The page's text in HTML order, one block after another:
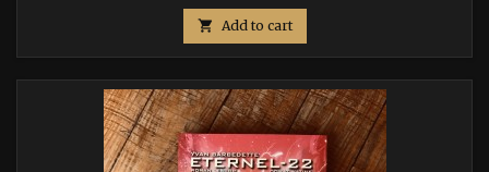
dans un monde à l’agonie, déchiré par les luttes éternelles
entre les Démons et les Dieux, Munde Shayapan, le célèbre
Champion du Maharadjah, a une chance infime de retrouver
le...
 Add to cart